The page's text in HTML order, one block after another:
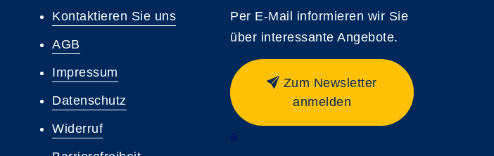
Kontaktieren Sie uns
AGB
Impressum
Datenschutz
Widerruf
Per E-Mail informieren wir Sie
über interessante Angebote.
Zum Newsletter
anmelden
a